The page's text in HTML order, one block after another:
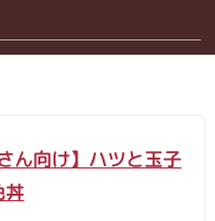
ん向け】ハツと玉子
丼